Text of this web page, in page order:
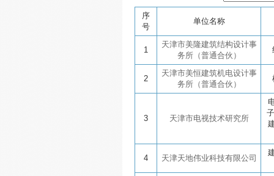
序
号
单位名称
1
天津市美隆建筑结构设计事
务所（普通合伙）
2
天津市美恒建筑机电设计事
务所（普通合伙）
3 天津市电视技术研究所
4 天津天地伟业科技有限公司